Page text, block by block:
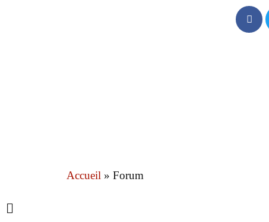
Accueil » Forum